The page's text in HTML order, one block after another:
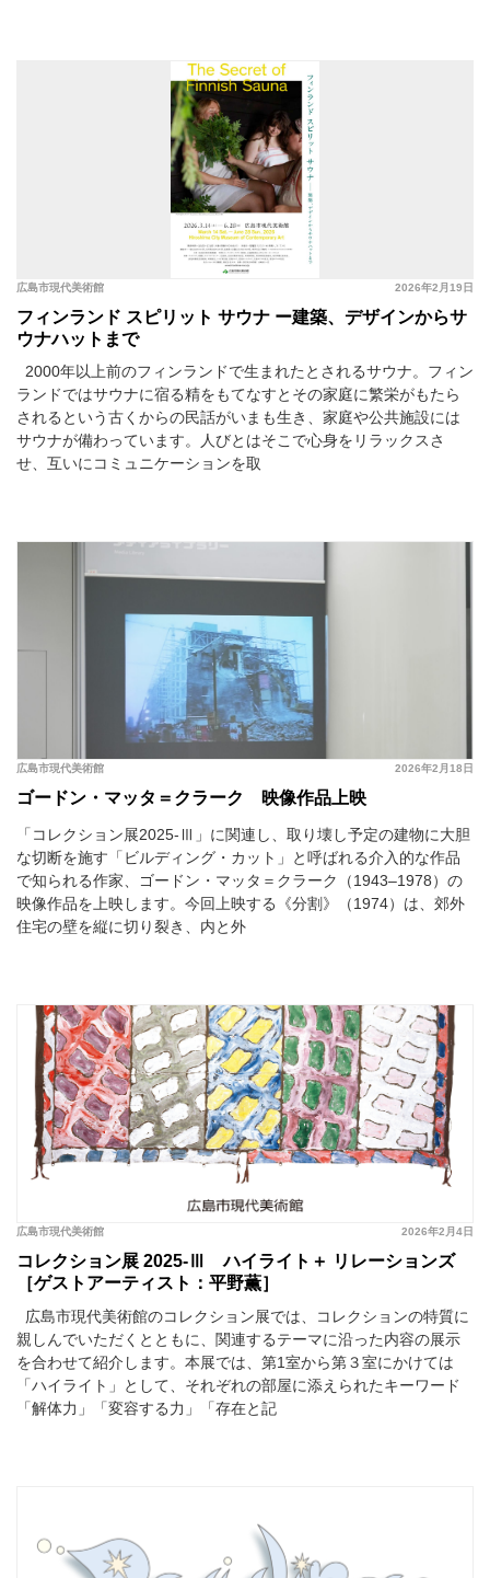
2026年2月19日
広島市現代美術館
フィンランド スピリット サウナ ー建築、デザインからサ
ウナハットまで
2000年以上前のフィンランドで生まれたとされるサウナ。フィン
ランドではサウナに宿る精をもてなすとその家庭に繁栄がもたら
されるという古くからの民話がいまも生き、家庭や公共施設には
サウナが備わっています。人びとはそこで心身をリラックスさ
せ、互いにコミュニケーションを取
2026年2月18日
広島市現代美術館
ゴードン・マッタ＝クラーク 映像作品上映
「コレクション展2025-Ⅲ」に関連し、取り壊し予定の建物に大胆
な切断を施す「ビルディング・カット」と呼ばれる介入的な作品
で知られる作家、ゴードン・マッタ＝クラーク（1943–1978）の
映像作品を上映します。今回上映する《分割》（1974）は、郊外
住宅の壁を縦に切り裂き、内と外
2026年2月4日
広島市現代美術館
コレクション展 2025-Ⅲ ハイライト＋ リレーションズ
［ゲストアーティスト：平野薫］
広島市現代美術館のコレクション展では、コレクションの特質に
親しんでいただくとともに、関連するテーマに沿った内容の展示
を合わせて紹介します。本展では、第1室から第３室にかけては
「ハイライト」として、それぞれの部屋に添えられたキーワード
「解体力」「変容する力」「存在と記